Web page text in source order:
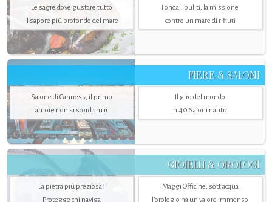
Le sagre dove gustare tutto
il sapore più profondo del mare
Fondali puliti, la missione
contro un mare di rifiuti
FIERE & SALONI
Salone di Canness, il primo
amore non si scorda mai
Il giro del mondo
in 40 Saloni nautici
GIOIELLI & OROLOGI
La pietra più preziosa?
Protegge chi naviga
Maggi Officine, sott’acqua
l'orologio ha un valore immenso